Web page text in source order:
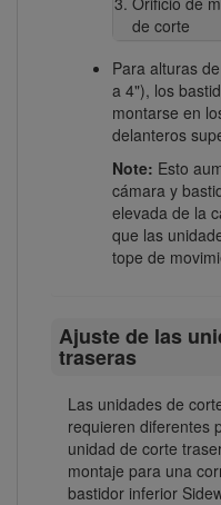
de corte
Para alturas
a 4"), los
montarse en
delanteros
Note: Esto
cámara y
elevada de la
que las
tope de
Ajuste de las
traseras
Las unidades de
requieren diferentes
unidad de corte
montaje para una
bastidor inferior